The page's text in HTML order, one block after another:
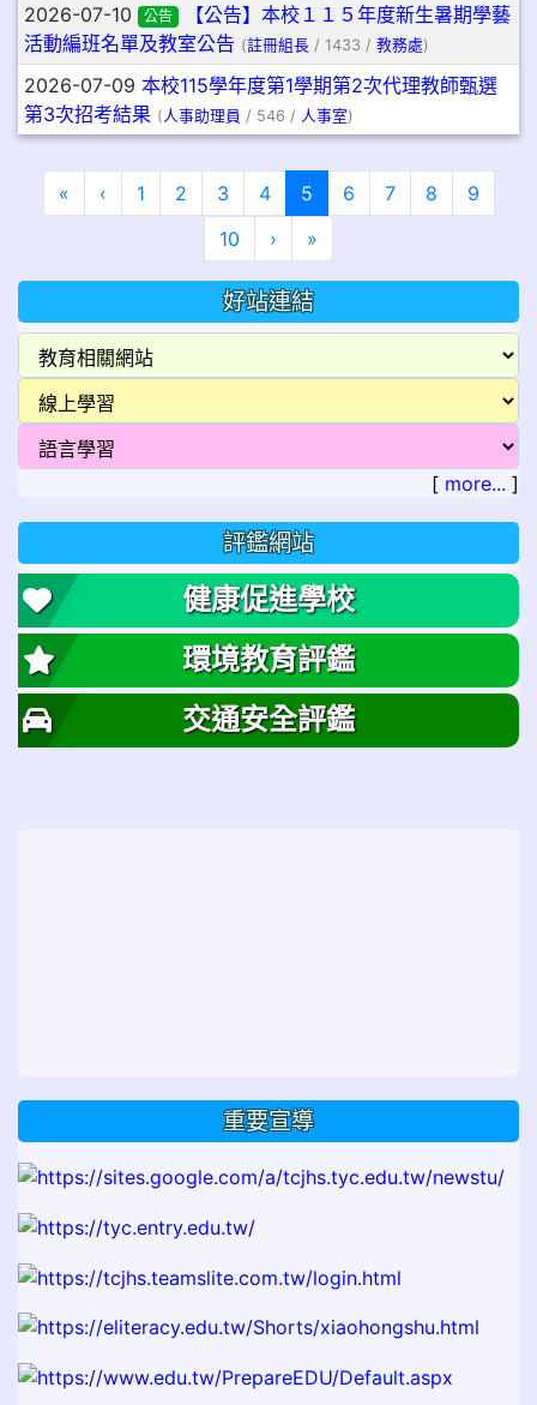
2026-07-10 公告
【公告】本校１１５年度新生暑期學藝
活動編班名單及教室公告 (註冊組長 / 1433 / 教務處)
2026-07-09 本校115學年度第1學期第2次代理教師甄選
第3次招考結果 ( 人事助理員 / 546 / 人事室)
« 第一頁
‹上一頁
1 2 3 4 5(目前頁次)
6 7 8
9
10
›下一頁
»最後頁
好站連結
[ more... ]
評鑑網站
健康促進學校
環境教育評鑑
交通安全評鑑
重要宣導